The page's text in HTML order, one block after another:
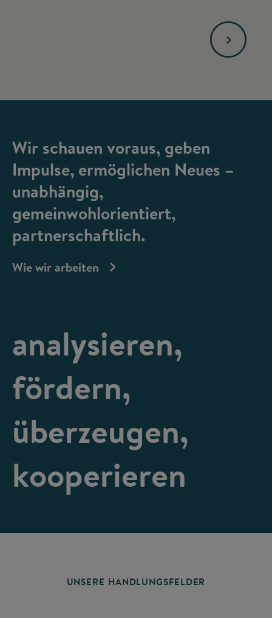
Wir schauen voraus, geben
Impulse, ermöglichen Neues –
unabhängig,
gemeinwohlorientiert,
partnerschaftlich.
Wie wir arbeiten
analysieren,
fördern,
überzeugen,
kooperieren
UNSERE HANDLUNGSFELDER